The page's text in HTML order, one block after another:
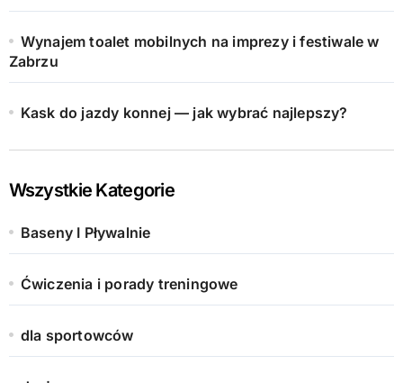
Wynajem toalet mobilnych na imprezy i festiwale w
Zabrzu
Kask do jazdy konnej — jak wybrać najlepszy?
Wszystkie Kategorie
Baseny I Pływalnie
Ćwiczenia i porady treningowe
dla sportowców